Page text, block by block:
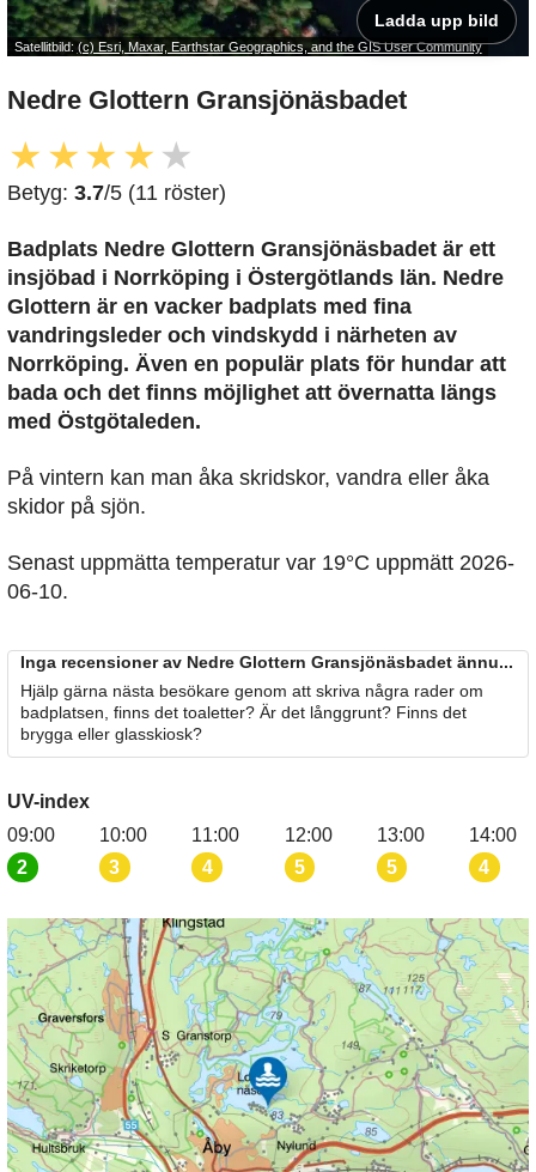
Satellitbild: (c) Esri, Maxar, Earthstar Geographics, and the GIS User Community
Ladda upp bild
Nedre Glottern Gransjönäsbadet
★ ★★ ★ ★
Betyg: 3.7/5 (11 röster)
Badplats Nedre Glottern Gransjönäsbadet är ett
insjöbad i Norrköping i Östergötlands län. Nedre
Glottern är en vacker badplats med fina
vandringsleder och vindskydd i närheten av
Norrköping. Även en populär plats för hundar att
bada och det finns möjlighet att övernatta längs
med Östgötaleden.
På vintern kan man åka skridskor, vandra eller åka
skidor på sjön.
Senast uppmätta temperatur var 19°C uppmätt 2026-
06-10.
Inga recensioner av Nedre Glottern Gransjönäsbadet ännu...
Hjälp gärna nästa besökare genom att skriva några rader om
badplatsen, finns det toaletter? Är det långgrunt? Finns det
brygga eller glasskiosk?
UV-index
09:00
2
10:00
3
11:00
4
12:00
5
13:00
5
14:00
4